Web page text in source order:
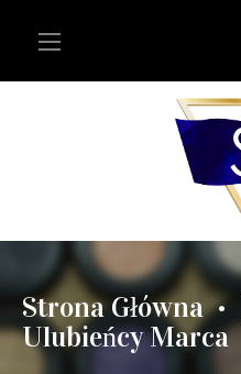
Strona Główna •
Ulubieńcy Marca